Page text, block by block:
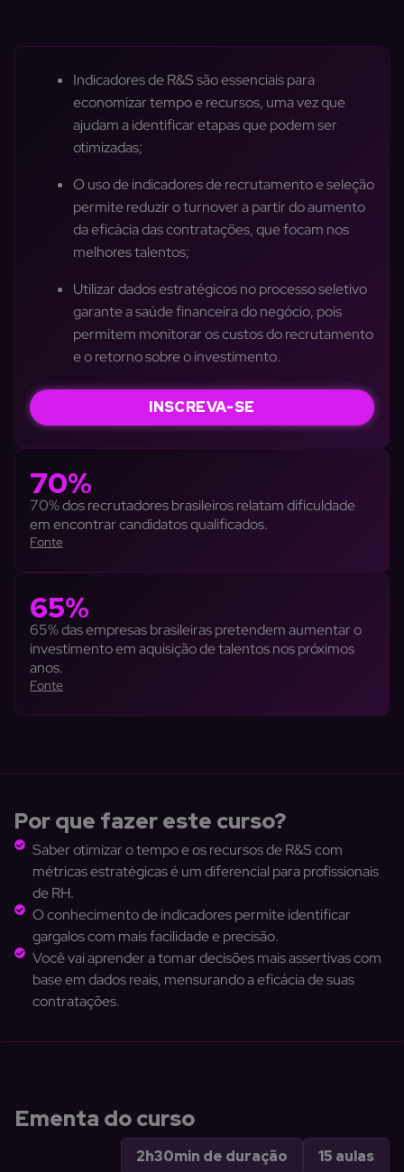
Indicadores de R&S são essenciais para
economizar tempo e recursos, uma vez que
ajudam a identificar etapas que podem ser
otimizadas;
O uso de indicadores de recrutamento e seleção
permite reduzir o turnover a partir do aumento
da eficácia das contratações, que focam nos
melhores talentos;
Utilizar dados estratégicos no processo seletivo
garante a saúde financeira do negócio, pois
permitem monitorar os custos do recrutamento
e o retorno sobre o investimento.
INSCREVA-SE
70%
70% dos recrutadores brasileiros relatam dificuldade
em encontrar candidatos qualificados.
Fonte
65%
65% das empresas brasileiras pretendem aumentar o
investimento em aquisição de talentos nos próximos
anos.
Fonte
Por que fazer este curso?
Saber otimizar o tempo e os recursos de R&S com
métricas estratégicas é um diferencial para profissionais
de RH.
O conhecimento de indicadores permite identificar
gargalos com mais facilidade e precisão.
Você vai aprender a tomar decisões mais assertivas com
base em dados reais, mensurando a eficácia de suas
contratações.
Ementa do curso
15 aulas
2h30min de duração